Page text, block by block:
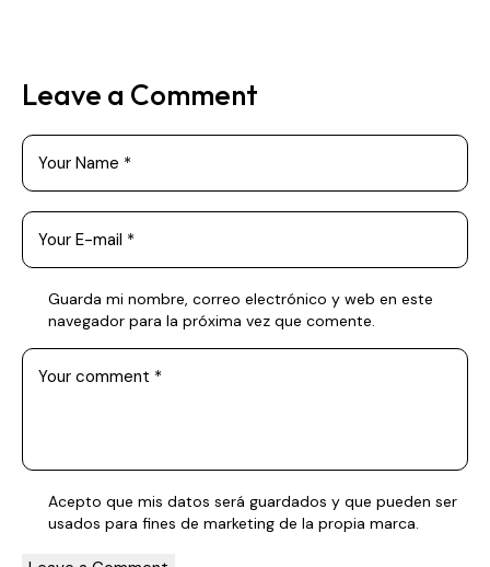
Leave a Comment
Guarda mi nombre, correo electrónico y web en este
navegador para la próxima vez que comente.
Acepto que mis datos será guardados y que pueden ser
usados para fines de marketing de la propia marca.